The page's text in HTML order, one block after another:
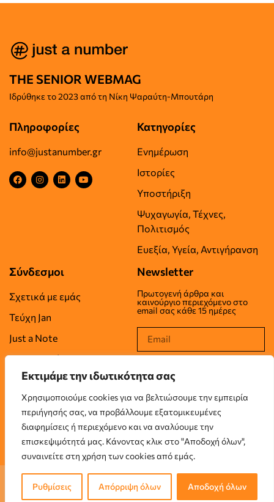
Εκτιμάμε την ιδωτικότητα σας
Χρησιμοποιούμε cookies για να βελτιώσουμε την εμπειρία
περιήγησής σας, να προβάλλουμε εξατομικευμένες
διαφημίσεις ή περιεχόμενο και να αναλύουμε την
επισκεψιμότητά μας. Κάνοντας κλικ στο "Αποδοχή όλων",
συναινείτε στη χρήση των cookies από εμάς.
Ρυθμίσεις Απόρριψη όλων Αποδοχή όλων
THE SENIOR WEBMAG
Iδρύθηκε το2023 από τη Νίκη Ψαραύτη-Μπουτάρη
Πληροφορίες
info@justanumber.gr
Κατηγορίες
Ενημέρωση
Ιστορίες
Υποστήριξη
Ψυχαγωγία, Τέχνες,
Πολιτισμός
Ευεξία, Υγεία, Αντιγήρανση
Σύνδεσμοι
Σχετικά με εμάς
Τεύχη Jan
Just a Note
Επικοινωνία
Όροι Χρήσης
Πολιτική Απορρήτου
Πολιτική Cookies
Newsletter
Πρωτογενή άρθρα και
καινούργιο περιεχόμενο στο
email σας κάθε 15 ημέρες
© 2026 JUSTANUMBER LTD, London, UK. All rights reserved.
Designed & Created byOnum Group